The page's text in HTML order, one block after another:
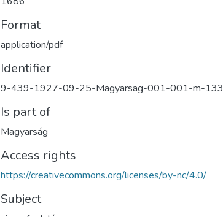
Format
application/pdf
Identifier
9-439-1927-09-25-Magyarsag-001-001-m-133
Is part of
Magyarság
Access rights
https://creativecommons.org/licenses/by-nc/4.0/
Subject